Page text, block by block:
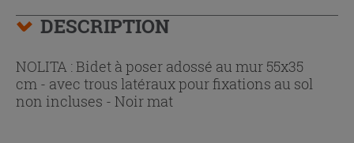
DESCRIPTION
NOLITA : Bidet à poser adossé au mur 55x35
cm - avec trous latéraux pour fixations au sol
non incluses - Noir mat